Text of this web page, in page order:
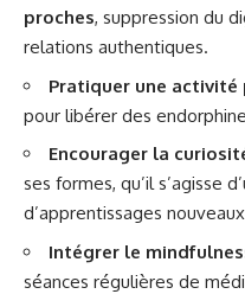
proches, suppression du
relations authentiques.
Pratiquer une activité
pour libérer des
Encourager la
ses formes, qu’il s’agisse
d’apprentissages
Intégrer le
séances régulières de